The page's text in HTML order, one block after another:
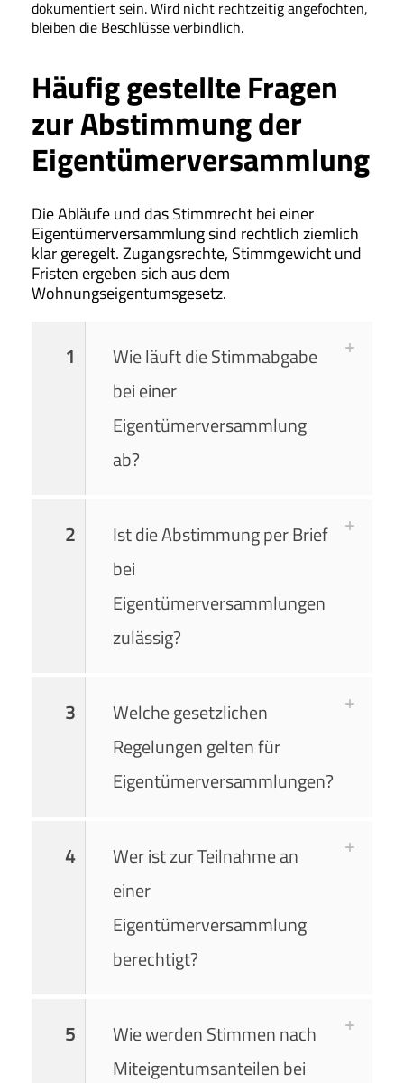
dokumentiert sein. Wird nicht rechtzeitig angefochten,
bleiben die Beschlüsse verbindlich.
Häufig gestellte Fragen
zur Abstimmung der
Eigentümerversammlung
Die Abläufe und das Stimmrecht bei einer
Eigentümerversammlung sind rechtlich ziemlich
klar geregelt. Zugangsrechte, Stimmgewicht und
Fristen ergeben sich aus dem
Wohnungseigentumsgesetz.
1
Wie läuft die Stimmabgabe
bei einer
Eigentümerversammlung
ab?
2
Ist die Abstimmung per Brief
bei
Eigentümerversammlungen
zulässig?
3
Welche gesetzlichen
Regelungen gelten für
Eigentümerversammlungen?
4
Wer ist zur Teilnahme an
einer
Eigentümerversammlung
berechtigt?
5
Wie werden Stimmen nach
Miteigentumsanteilen bei